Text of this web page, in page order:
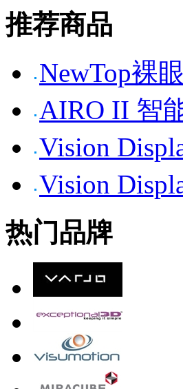
推荐商品
NewTop裸
AIRO II 智
Vision
Vision
热门品牌